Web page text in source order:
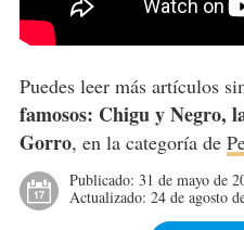
Puedes leer más artículos
famosos: Chigu y Negro,
Gorro, en la categoría de
Publicado: 31 de mayo de
Actualizado: 24 de agosto